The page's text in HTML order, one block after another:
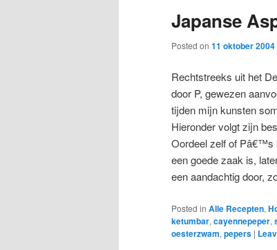
Japanse
Posted on 11 oktober 2004
Rechtstreeks uit het
door P, gewezen
tijden mijn kunsten
Hieronder volgt zijn
Oordeel zelf of Pâ€™s
een goede zaak is,
een aandachtig door,
Posted in Alle Recepten,
ketumbar, cayennepeper,
oesterzwam, pepers |